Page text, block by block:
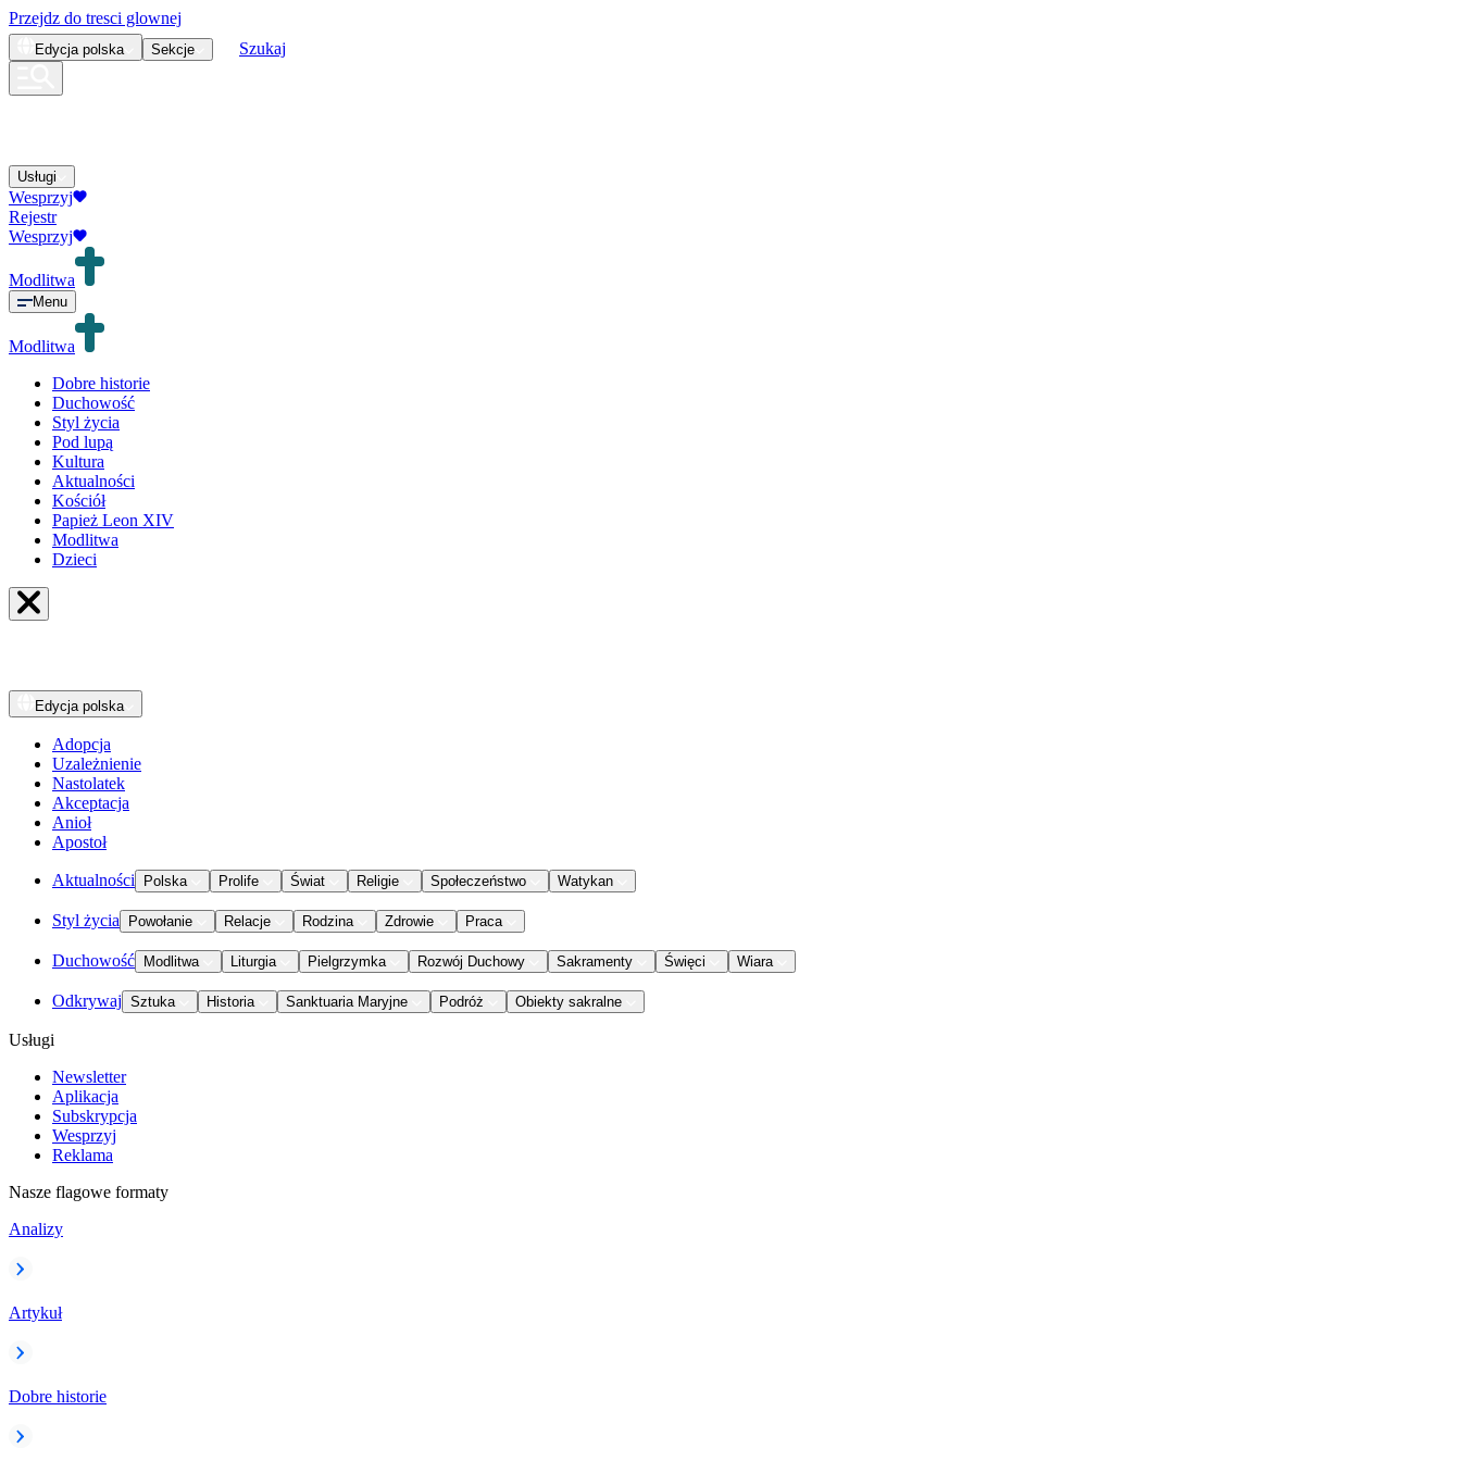
Przejdz do tresci glownej
Edycja polska Sekcje Szukaj
Usługi
Wesprzyj
Rejestr
Wesprzyj
Modlitwa
Menu
Modlitwa
Dobre historie
Duchowość
Styl życia
Pod lupą
Kultura
Aktualności
Kościół
Papież Leon XIV
Modlitwa
Dzieci
Edycja polska
Adopcja
Uzależnienie
Nastolatek
Akceptacja
Anioł
Apostoł
Aktualności Polska Prolife Świat Religie Społeczeństwo Watykan
Styl życia Powołanie Relacje Rodzina Zdrowie Praca
Duchowość Modlitwa Liturgia Pielgrzymka Rozwój Duchowy Sakramenty Święci Wiara
Odkrywaj Sztuka Historia Sanktuaria Maryjne Podróż Obiekty sakralne
Usługi
Newsletter
Aplikacja
Subskrypcja
Wesprzyj
Reklama
Nasze flagowe formaty
Analizy
Artykuł
Dobre historie